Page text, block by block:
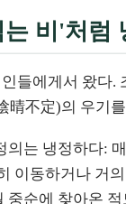
비'처럼
들에게서 왔다
晴不定)의 우기
는 냉정하다:
이동하거나 거
중순에 찾아온